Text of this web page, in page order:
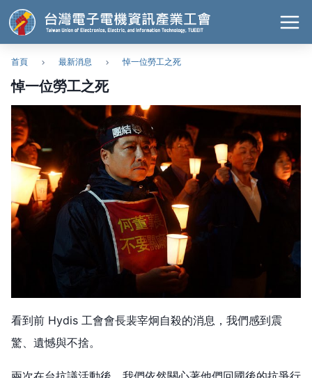
首頁 最新消息 悼一位勞工之死
悼一位勞工之死
看到前 Hydis 工會會長裴宰炯自殺的消息，我們感到震
驚、遺憾與不捨。